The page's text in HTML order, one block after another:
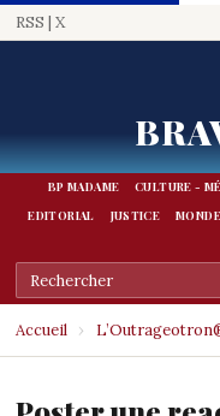
RSS | X
BP MADAME CULTURE -
EDITORIAL
JUSTICE MONDE
Accueil ›